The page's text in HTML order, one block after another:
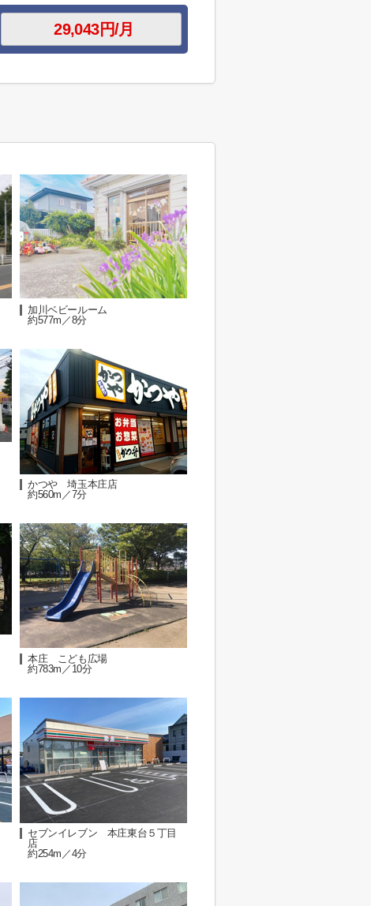
加川ベビールーム
約577m／8分
かつや 埼玉本庄店
約560m／7分
本庄 こども広場
約783m／10分
セブンイレブン 本庄東台５丁目
店
約254m／4分